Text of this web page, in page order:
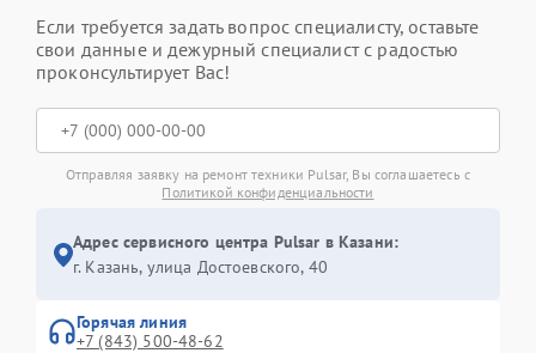
Если требуется задать вопрос специалисту, оставьте
свои данные и дежурный специалист с радостью
проконсультирует Вас!
Отправляя заявку на ремонт техники Pulsar, Вы соглашаетесь с
Политикой конфиденциальности
Адрес сервисного центра Pulsar в Казани:
г. Казань, улица Достоевского, 40
Горячая линия
+7 (843) 500-48-62